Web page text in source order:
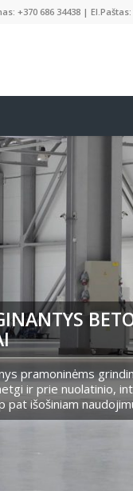
+370 686 34438 |
pramoninėms
ir prie nuolatinio,
pat išošiniam